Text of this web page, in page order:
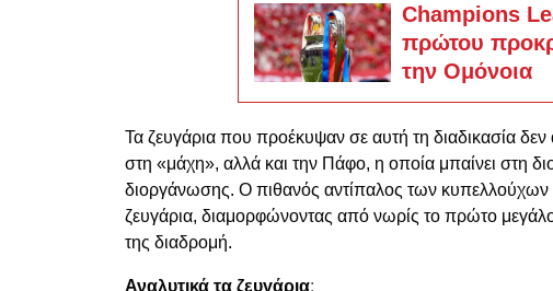
Champions
πρώτου
την Ομόνοια
Τα ζευγάρια που προέκυψαν σε αυτή τη διαδικασία
στη «μάχη», αλλά και την Πάφο, η οποία μπαίνει στη
διοργάνωσης. Ο πιθανός αντίπαλος των κυπελλούχων
ζευγάρια, διαμορφώνοντας από νωρίς το πρώτο
της διαδρομή.
Αναλυτικά τα ζευγάρια: